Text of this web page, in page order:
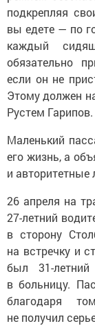
подкрепляя
вы едете — по
каждый
обязательно
если он не
Этому должен
Рустем Гарипов.
Маленький
его жизнь, а
и
26 апреля на
27-летний
в сторону
на встречку и
был 31-
в больницу.
благодаря
не получил